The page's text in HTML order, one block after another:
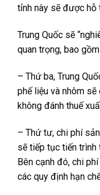
tỉnh này sẽ được
Trung Quốc sẽ
quan trọng, bao
– Thứ ba, Trung
phế liệu và nhôm
không đánh thuế
– Thứ tư, chi phí
sẽ tiếp tục tiến trình
Bên cạnh đó, chi
các quy định hạn